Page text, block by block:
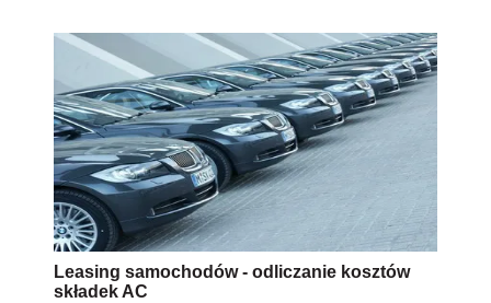
Leasing samochodów - odliczanie kosztów
składek AC